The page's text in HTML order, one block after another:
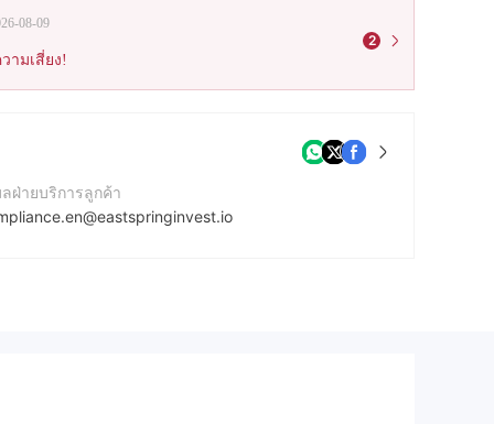
08-09
ามเสี่ยง!
2
ลฝ่ายบริการลูกค้า